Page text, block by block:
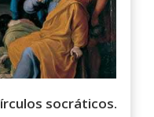
socráticos.